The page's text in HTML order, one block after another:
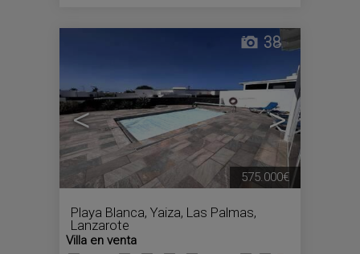
< >
38
Playa Blanca, Yaiza, Las Palmas,
Lanzarote
Villa en venta
575.000€